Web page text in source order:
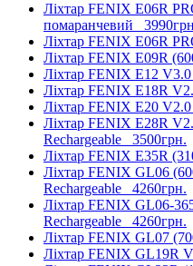
Ліхтар FENIX E06R
помаранчевий
Ліхтар FENIX E06R
Ліхтар FENIX E09R
Ліхтар FENIX E12
Ліхтар FENIX E18R
Ліхтар FENIX E20
Ліхтар FENIX E28R
Rechargeable 3500грн.
Ліхтар FENIX E35R
Ліхтар FENIX GL06
Rechargeable 4260грн.
Ліхтар FENIX GL06-
Rechargeable 4260грн.
Ліхтар FENIX GL07
Ліхтар FENIX GL19R